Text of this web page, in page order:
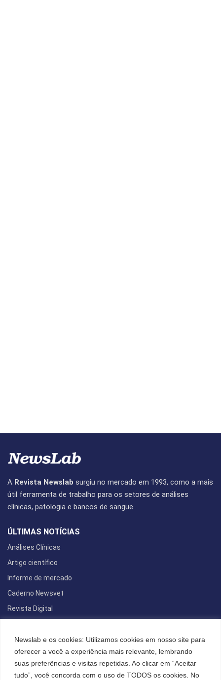
Newslab e os cookies: Utilizamos cookies em nosso site para
oferecer a você a experiência mais relevante, lembrando
suas preferências e visitas repetidas. Ao clicar em “Aceitar
tudo”, você concorda com o uso de TODOS os cookies. No
A Revista Newslab surgiu no mercado em 1993, como a mais
útil ferramenta de trabalho para os setores de análises
clínicas, patologia e bancos de sangue.
ÚLTIMAS NOTÍCIAS
Análises Clínicas
Artigo científico
Informe de mercado
Caderno Newsvet
Revista Digital